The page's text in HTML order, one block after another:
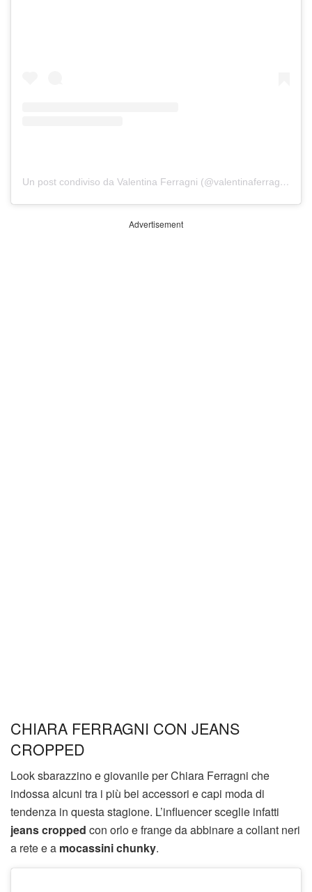
Un post condiviso da Valentina Ferragni (@valentinaferragni)
Advertisement
CHIARA FERRAGNI CON JEANS
CROPPED
Look sbarazzino e giovanile per Chiara Ferragni che
indossa alcuni tra i più bei accessori e capi moda di
tendenza in questa stagione. L’influencer sceglie infatti
jeans cropped con orlo e frange da abbinare a collant neri
a rete e a mocassini chunky.